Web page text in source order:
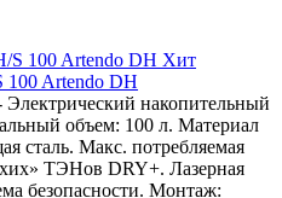
Хит
100 Artendo DH
накопительный
объем: 100 л. Материал
сталь. Макс. потребляемая
ТЭНов DRY+. Лазерная
безопасности. Монтаж: